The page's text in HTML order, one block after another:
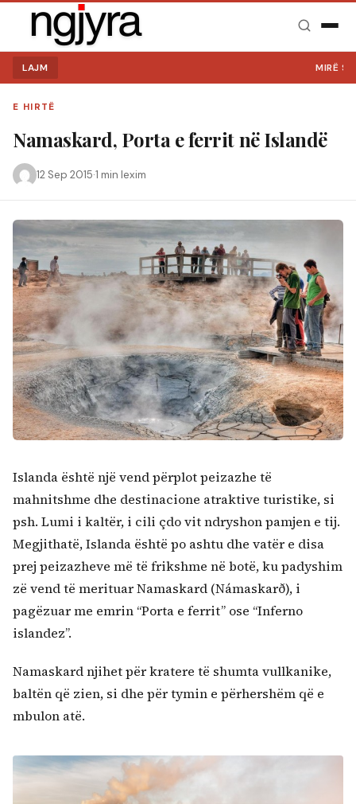
LAJM MIRË SE
E HIRTË
Namaskard, Porta e ferrit në Islandë
12 Sep 2015·1 min lexim
Islanda është një vend përplot peizazhe të
mahnitshme dhe destinacione atraktive turistike, si
psh. Lumi i kaltër, i cili çdo vit ndryshon pamjen e tij.
Megjithatë, Islanda është po ashtu dhe vatër e disa
prej peizazheve më të frikshme në botë, ku padyshim
zë vend të merituar Namaskard (Námaskarð), i
pagëzuar me emrin “Porta e ferrit” ose “Inferno
islandez”.
Namaskard njihet për kratere të shumta vullkanike,
baltën që zien, si dhe për tymin e përhershëm që e
mbulon atë.